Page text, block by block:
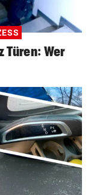
Türen: Wer